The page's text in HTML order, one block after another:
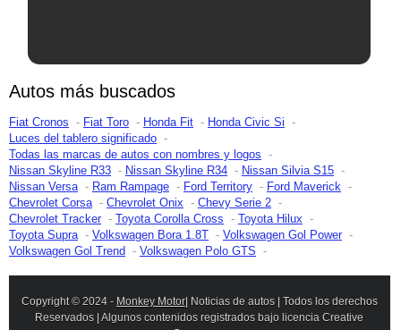
Autos más buscados
Fiat Cronos Fiat Toro Honda Fit
Honda Civic Si
Luces del tablero significado
Todas las marcas de autos con nombres y logos
Nissan Skyline R33
Nissan Skyline R34
Nissan Silvia S15
Nissan Versa
Ram Rampage Ford Territory
Ford Maverick
Chevrolet Corsa
Chevrolet Onix
Chevy Serie 2
Chevrolet Tracker
Toyota Corolla Cross
Toyota Hilux
Toyota Supra
Volkswagen Bora 1.8T
Volkswagen Gol Power
Volkswagen Gol Trend
Volkswagen Polo GTS
Copyright © 2024 - Monkey Motor| Noticias de autos | Todos los derechos
Reservados | Algunos contenidos registrados bajo licencia Creative